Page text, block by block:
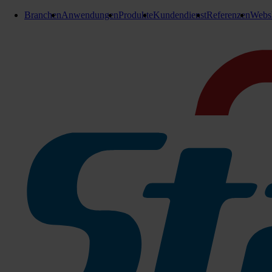
BranchenAnwendungenProdukteKundendienstReferenzen
E-Teile Citymaster
Anschlag bei Kuppeldreieck
Anschlag
Anschlag bei Anbaudreieck passend für
Hako Citymaster 1600 / 1650